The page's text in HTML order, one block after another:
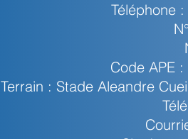
Téléphone
Code APE
Terrain : Stade Aleandre